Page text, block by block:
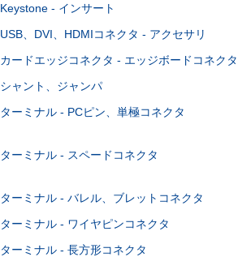
Keystone - インサート
USB、DVI、HDMIコネクタ - アクセサリ
カードエッジコネクタ - エッジボードコネクタ
シャント、ジャンパ
ターミナル - PCピン、単極コネクタ
ターミナル - スペードコネクタ
ターミナル - バレル、ブレットコネクタ
ターミナル - ワイヤピンコネクタ
ターミナル - 長方形コネクタ